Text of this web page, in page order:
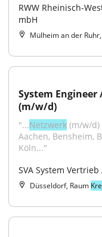
RWW Rheinisch-
mbH
Mülheim an der
System
(m/w/d)
"...Netzwerk (m/w/
Aachen, Bensheim,
Köln..."
SVA System
Düsseldorf, Raum